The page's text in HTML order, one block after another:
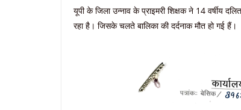
यूपी के जिला उन्नाव के प्राइमरी शिक्षक ने 14 वर्षीय
रहा है। जिसके चलते बालिका की दर्दनाक मौत हो गई हैं।